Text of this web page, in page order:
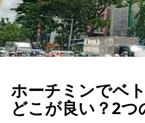
ホーチミンでベ
どこが良い？2つ